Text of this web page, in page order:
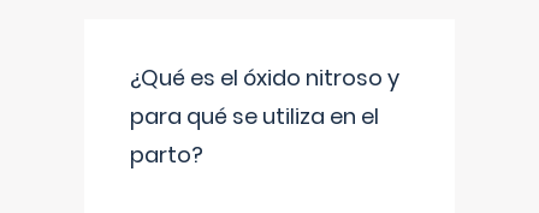
¿Qué es el óxido nitroso y
para qué se utiliza en el
parto?